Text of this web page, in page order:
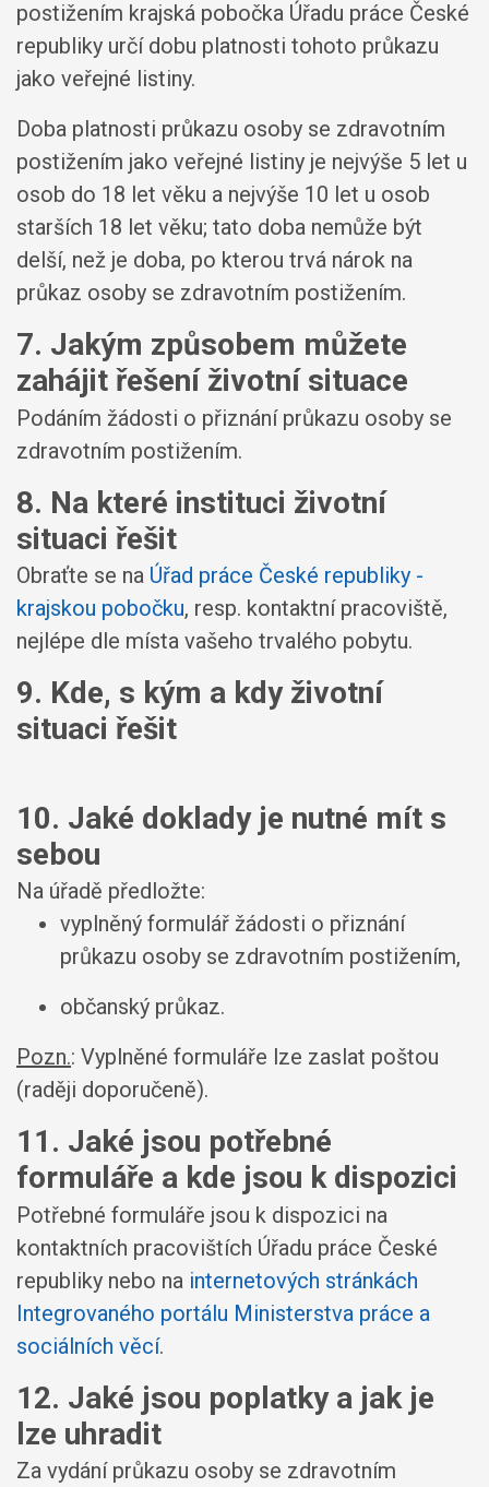
postižením krajská pobočka Úřadu práce České
republiky určí dobu platnosti tohoto průkazu
jako veřejné listiny.
Doba platnosti průkazu osoby se zdravotním
postižením jako veřejné listiny je nejvýše 5 let u
osob do 18 let věku a nejvýše 10 let u osob
starších 18 let věku; tato doba nemůže být
delší, než je doba, po kterou trvá nárok na
průkaz osoby se zdravotním postižením.
7. Jakým způsobem můžete
zahájit řešení životní situace
Podáním žádosti o přiznání průkazu osoby se
zdravotním postižením.
8. Na které instituci životní
situaci řešit
Obraťte se na Úřad práce České republiky -
krajskou pobočku, resp. kontaktní pracoviště,
nejlépe dle místa vašeho trvalého pobytu.
9. Kde, s kým a kdy životní
situaci řešit
10. Jaké doklady je nutné mít s
sebou
Na úřadě předložte:
vyplněný formulář žádosti o přiznání
průkazu osoby se zdravotním postižením,
občanský průkaz.
Pozn.: Vyplněné formuláře lze zaslat poštou
(raději doporučeně).
11. Jaké jsou potřebné
formuláře a kde jsou k dispozici
Potřebné formuláře jsou k dispozici na
kontaktních pracovištích Úřadu práce České
republiky nebo na internetových stránkách
Integrovaného portálu Ministerstva práce a
sociálních věcí.
12. Jaké jsou poplatky a jak je
lze uhradit
Za vydání průkazu osoby se zdravotním